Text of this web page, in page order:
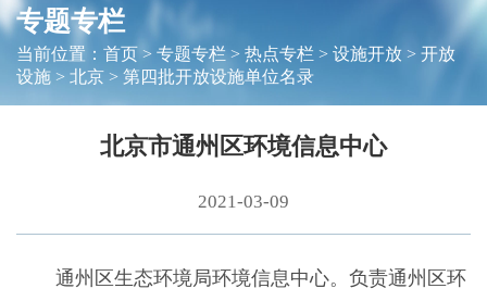
专题专栏
当前位置： 首页> 专题专栏> 热点专栏 > 设施开放> 开放
设施> 北京> 第四批开放设施单位名录
北京市通州区环境信息中心
2021-03-09
通州区生态环境局环境信息中心。负责通州区环